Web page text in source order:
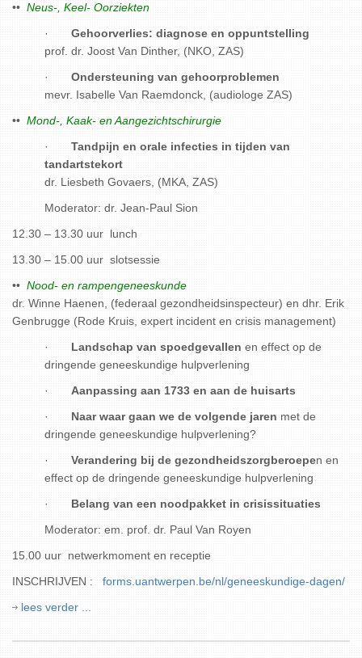
•• Neus-, Keel- Oorziekten
· Gehoorverlies: diagnose en oppuntstelling
prof. dr. Joost Van Dinther, (NKO, ZAS)
· Ondersteuning van gehoorproblemen
mevr. Isabelle Van Raemdonck, (audiologe ZAS)
•• Mond-, Kaak- en Aangezichtschirurgie
· Tandpijn en orale infecties in tijden van
tandartstekort
dr. Liesbeth Govaers, (MKA, ZAS)
Moderator: dr. Jean-Paul Sion
12.30 – 13.30 uur lunch
13.30 – 15.00 uur slotsessie
•• Nood- en rampengeneeskunde
dr. Winne Haenen, (federaal gezondheidsinspecteur) en dhr. Erik
Genbrugge (Rode Kruis, expert incident en crisis management)
· Landschap van spoedgevallen en effect op de
dringende geneeskundige hulpverlening
· Aanpassing aan 1733 en aan de huisarts
· Naar waar gaan we de volgende jaren met de
dringende geneeskundige hulpverlening?
· Verandering bij de gezondheidszorgberoepen en
effect op de dringende geneeskundige hulpverlening
· Belang van een noodpakket in crisissituaties
Moderator: em. prof. dr. Paul Van Royen
15.00 uur netwerkmoment en receptie
INSCHRIJVEN : forms.uantwerpen.be/nl/geneeskundige-dagen/
lees verder ...